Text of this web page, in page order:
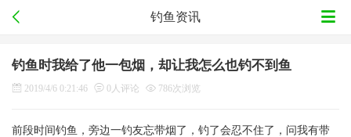
钓鱼资讯
钓鱼时我给了他一包烟，却让我怎么也钓不到鱼
2019/4/6 0:21:46 0人评论 786次浏览
前段时间钓鱼，旁边一钓友忘带烟了，钓了会忍不住了，问我有带